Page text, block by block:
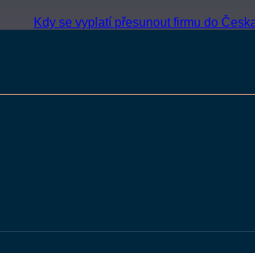
Kdy se vyplatí přesunout firmu do